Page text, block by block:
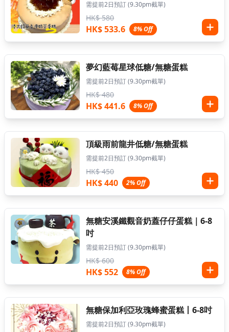
需提前2日預訂 (9.30pm截單)
HK$ 580
HK$ 533.6 8% Off
夢幻藍莓星球低糖/無糖蛋糕
需提前2日預訂 (9.30pm截單)
HK$ 480
HK$ 441.6 8% Off
頂級雨前龍井低糖/無糖蛋糕
需提前2日預訂 (9.30pm截單)
HK$ 450
HK$ 440 2% Off
無糖安溪鐵觀音奶蓋仔仔蛋糕｜6-8
吋
需提前2日預訂 (9.30pm截單)
HK$ 600
HK$ 552 8% Off
無糖保加利亞玫瑰蜂蜜蛋糕丨6-8吋
需提前2日預訂 (9.30pm截單)